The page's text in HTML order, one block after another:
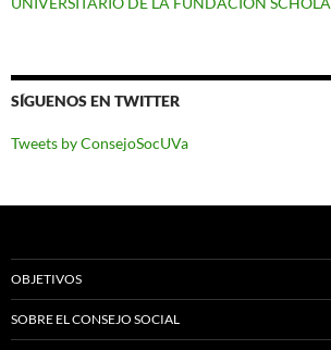
SÍGUENOS EN TWITTER
Tweets by ConsejoSocUVa
OBJETIVOS
SOBRE EL CONSEJO SOCIAL